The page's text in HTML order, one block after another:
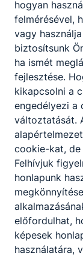
hogyan
felmérésével,
vagy
biztosítsunk
ha ismét
fejlesztése.
kikapcsolni a
engedélyezi a
változtatását.
cookie-kat,
Felhívjuk
honlapunk
előfordulhat,
képesek
használatára,